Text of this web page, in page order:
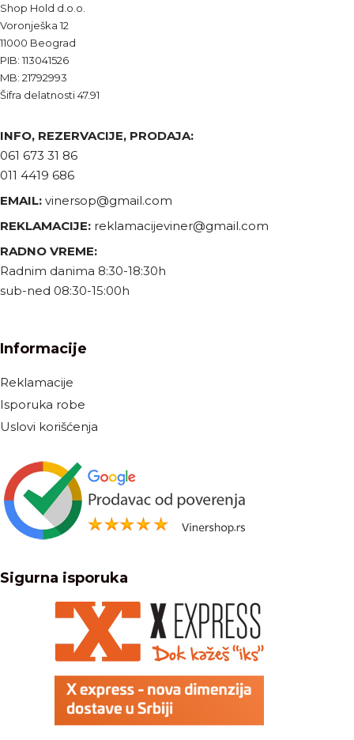
Shop Hold d.o.o.
Voronješka 12
11000 Beograd
PIB: 113041526
MB: 21792993
Šifra delatnosti 47.91
INFO, REZERVACIJE, PRODAJA:
061 673 31 86
011 4419 686
EMAIL: vinersop@gmail.com
REKLAMACIJE: reklamacijeviner@gmail.com
RADNO VREME:
Radnim danima 8:30-18:30h
sub-ned 08:30-15:00h
Informacije
Reklamacije
Isporuka robe
Uslovi korišćenja
Sigurna isporuka